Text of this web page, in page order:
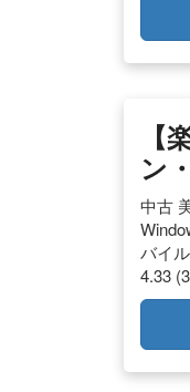
ン
中古
バイ
4.33